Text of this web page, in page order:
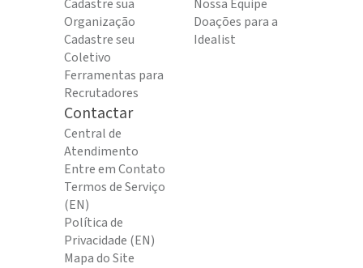
Cadastre sua
Organização
Cadastre seu
Coletivo
Ferramentas para
Recrutadores
Nossa Equipe
Doações para a
Idealist
Contactar
Central de
Atendimento
Entre em Contato
Termos de Serviço
(EN)
Política de
Privacidade (EN)
Mapa do Site